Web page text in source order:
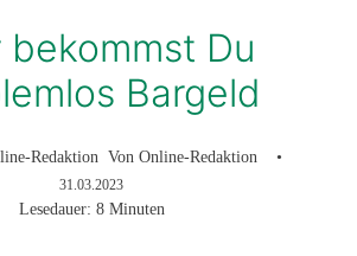
bekommst Du
Bargeld
Von Online-Redaktion •
31.03.2023
Lesedauer: 8 Minuten